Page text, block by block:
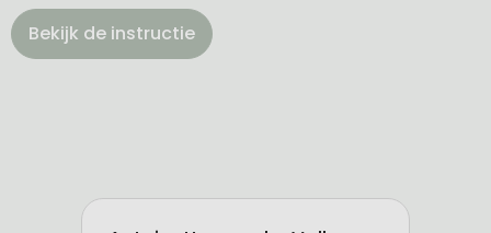
Bekijk de instructie